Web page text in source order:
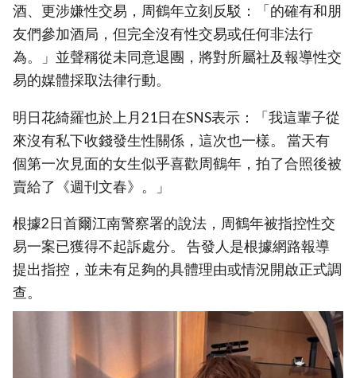
酒、更涉嫌性交易，周鶴年立刻反駁：「的確有和朋
友們參加酒局，但完全沒有性交易或任何非法行
為。」並聲稱從未同意退團，將對所屬社及報導性交
易的媒體採取法律行動。
明日花綺羅也於上月21日在SNS表示：「我這輩子從
來沒有私下收錢發生性關係，這次也一樣。 當天有
個第一次見面的女生似乎喜歡周鶴年，拍了合照後被
賣給了《週刊文春》。」
根據2日首爾江南警察署的說法，周鶴年被指控性交
易一案已獲得不起訴處分。 告發人是根據網路報導
提出指控，並未有足夠的具體理由或情況開啟正式調
查。